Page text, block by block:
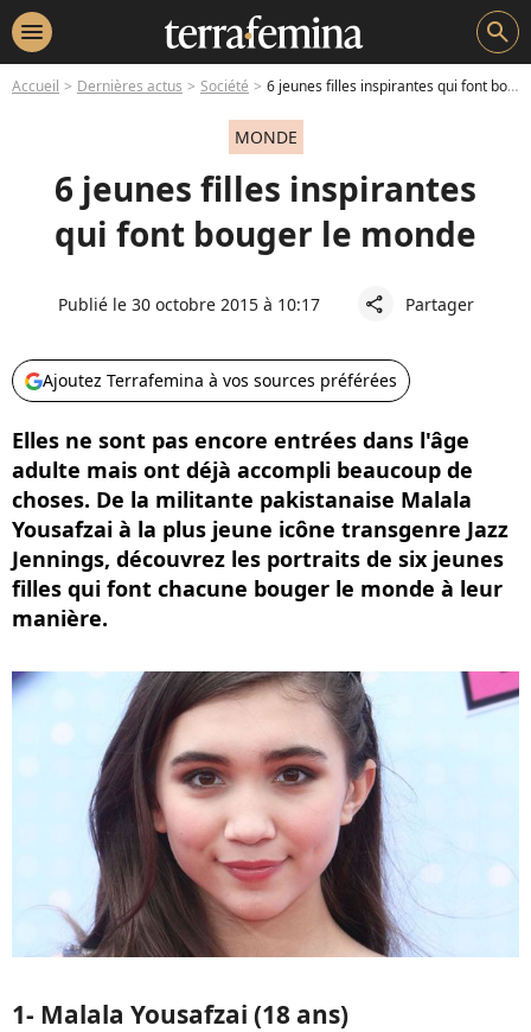
menu search
Accueil Dernières actus Société 6 jeunes filles inspirantes qui font bouger le monde
MONDE
6 jeunes filles inspirantes
qui font bouger le monde
Publié le 30 octobre 2015 à 10:17 share Partager
Ajoutez Terrafemina à vos sources préférées
Elles ne sont pas encore entrées dans l'âge
adulte mais ont déjà accompli beaucoup de
choses. De la militante pakistanaise Malala
Yousafzai à la plus jeune icône transgenre Jazz
Jennings, découvrez les portraits de six jeunes
filles qui font chacune bouger le monde à leur
manière.
1- Malala Yousafzai (18 ans)